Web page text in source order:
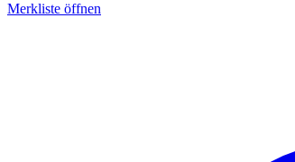
Merkliste öffnen